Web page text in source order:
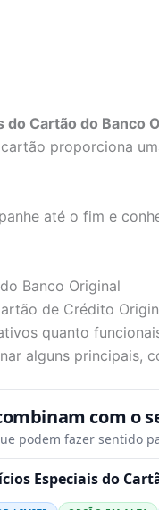
do Cartão do Banco
proporciona
até o fim e
Banco Original
de Crédito
quanto
alguns principais,
com o
podem fazer sentido
Especiais do